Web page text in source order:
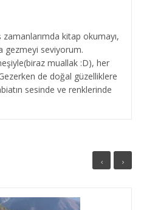
kitap okumayı,
gezmeyi seviyorum.
muallak :D), her
de doğal güzelliklere
sesinde ve renklerinde